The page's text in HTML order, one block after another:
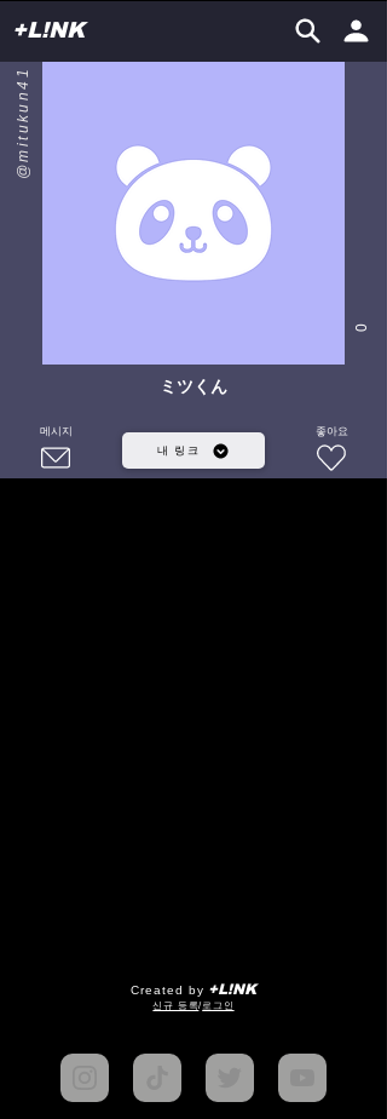
+L!NK
@mitukun41
0
ミツくん
메시지
내 링크
좋아요
Created by +L!NK
​신규 등록/로그인